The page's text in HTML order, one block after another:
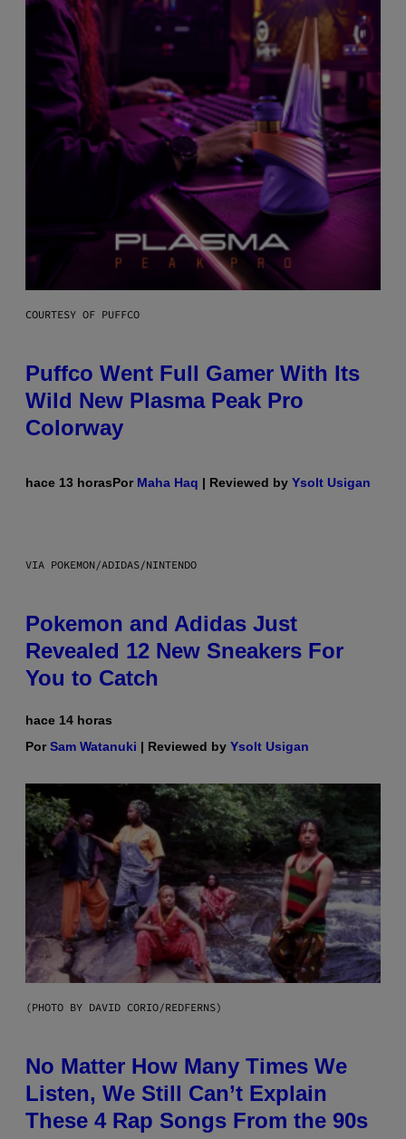
COURTESY OF PUFFCO
Puffco Went Full Gamer With Its
Wild New Plasma Peak Pro
Colorway
hace 13 horasPor Maha Haq | Reviewed by Ysolt Usigan
VIA POKEMON/ADIDAS/NINTENDO
Pokemon and Adidas Just
Revealed 12 New Sneakers For
You to Catch
hace 14 horas
PorSam Watanuki | Reviewed by Ysolt Usigan
(PHOTO BY DAVID CORIO/REDFERNS)
No Matter How Many Times We
Listen, We Still Can’t Explain
These 4 Rap Songs From the 90s